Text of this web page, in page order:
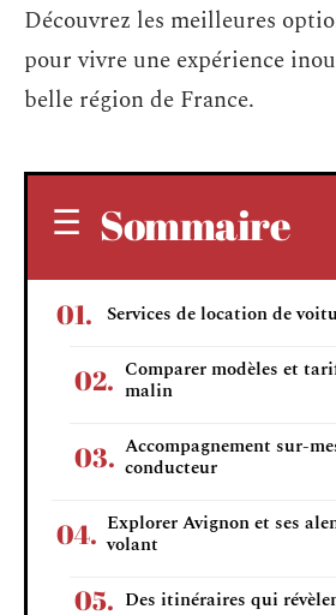
Découvrez les meilleures
pour vivre une expérience
belle région de France.
Sommaire
Services de location de
Comparer modèles et
malin
Accompagnement sur-
conducteur
Explorer Avignon et ses
volant
Des itinéraires qui